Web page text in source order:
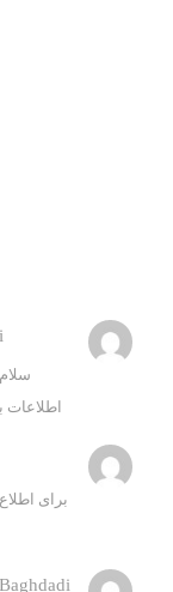
اطلاعات
Baghdadi